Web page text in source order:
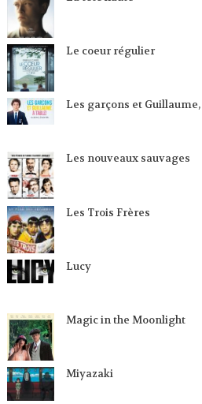
Le coeur régulier
Les garçons et Guillaume,
Les nouveaux sauvages
Les Trois Frères
Lucy
Magic in the Moonlight
Miyazaki